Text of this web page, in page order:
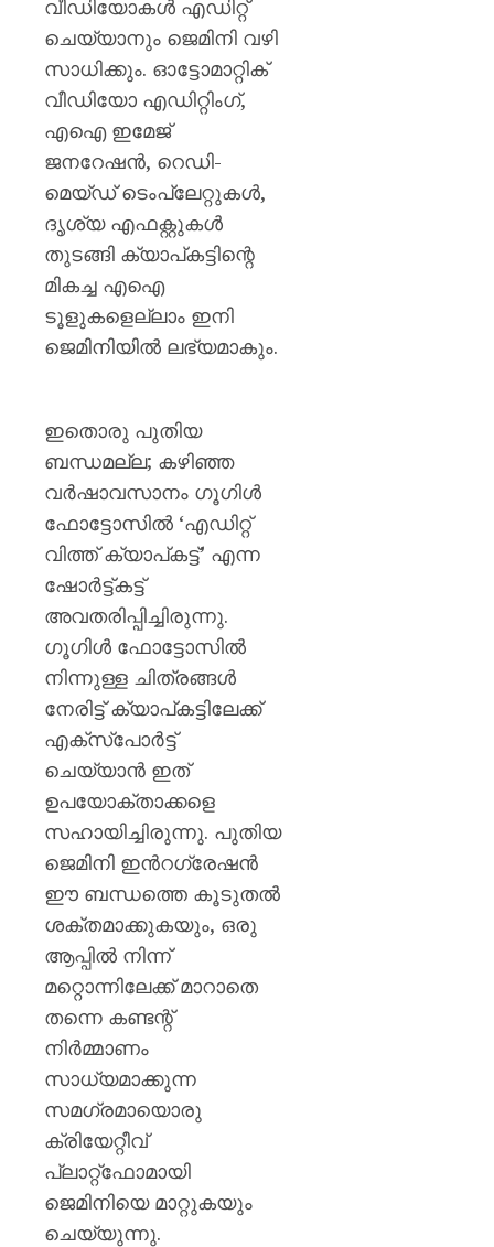
വീഡിയോകൾ എഡിറ്റ്
ചെയ്യാനും ജെമിനി വഴി
സാധിക്കും. ഓട്ടോമാറ്റിക്
വീഡിയോ എഡിറ്റിംഗ്,
എഐ ഇമേജ്
ജനറേഷൻ, റെഡി-
മെയ്‌ഡ് ടെംപ്ലേറ്റുകൾ,
ദൃശ്യ എഫക്റ്റുകൾ
തുടങ്ങി ക്യാപ്‌കട്ടിന്റെ
മികച്ച എഐ
ടൂളുകളെല്ലാം ഇനി
ജെമിനിയിൽ ലഭ്യമാകും.
ഇതൊരു പുതിയ
ബന്ധമല്ല; കഴിഞ്ഞ
വർഷാവസാനം ഗൂഗിൾ
ഫോട്ടോസിൽ ‘എഡിറ്റ്
വിത്ത് ക്യാപ്‌കട്ട്’ എന്ന
ഷോർട്ട്‌കട്ട്
അവതരിപ്പിച്ചിരുന്നു.
ഗൂഗിൾ ഫോട്ടോസിൽ
നിന്നുള്ള ചിത്രങ്ങൾ
നേരിട്ട് ക്യാപ്‌കട്ടിലേക്ക്
എക്സ്പോർട്ട്
ചെയ്യാൻ ഇത്
ഉപയോക്താക്കളെ
സഹായിച്ചിരുന്നു. പുതിയ
ജെമിനി ഇൻറഗ്രേഷൻ
ഈ ബന്ധത്തെ കൂടുതൽ
ശക്തമാക്കുകയും, ഒരു
ആപ്പിൽ നിന്ന്
മറ്റൊന്നിലേക്ക് മാറാതെ
തന്നെ കണ്ടന്റ്
നിർമ്മാണം
സാധ്യമാക്കുന്ന
സമഗ്രമായൊരു
ക്രിയേറ്റീവ്
പ്ലാറ്റ്‌ഫോമായി
ജെമിനിയെ മാറ്റുകയും
ചെയ്യുന്നു.